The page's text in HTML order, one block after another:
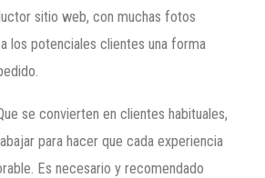
sitio web, con muchas fotos
los potenciales clientes una forma
se convierten en clientes habituales,
para hacer que cada experiencia
Es necesario y recomendado